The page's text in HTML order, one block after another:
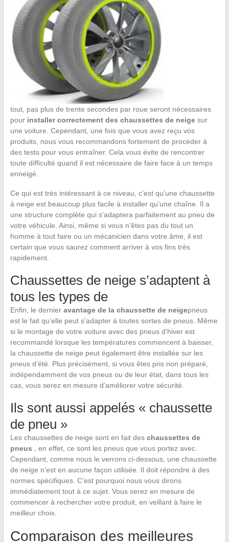
tout, pas plus de trente secondes par roue seront nécessaires
pour installer correctement des chaussettes de neigesur
une voiture. Cependant, une fois que vous avez reçu vos
produits, nous vous recommandons fortement de procéder à
des tests pour vous entraîner. Cela vous évite de rencontrer
toute difficulté quand il est nécessaire de faire face à un temps
enneigé.
Ce qui est très intéressant à ce niveau, c’est qu’une chaussette
à neige est beaucoup plus facile à installer qu’une chaîne. Il a
une structure complète qui s’adaptera parfaitement au pneu de
votre véhicule. Ainsi, même si vous n’êtes pas du tout un
homme à tout faire ou un mécanicien dans votre âme, il est
certain que vous saurez comment arriver à vos fins très
rapidement.
Chaussettes de neige s’adaptent à
tous les types de
Enfin, le dernier avantage de la chaussette de neigepneus
est le fait qu’elle peut s’adapter à toutes sortes de pneus. Même
si le montage de votre voiture avec des pneus d’hiver est
recommandé lorsque les températures commencent à baisser,
la chaussette de neige peut également être installée sur les
pneus d’été. Plus précisément, si vous êtes pris non préparé,
indépendamment de vos pneus ou de leur état, dans tous les
cas, vous serez en mesure d’améliorer votre sécurité.
Ils sont aussi appelés « chaussette
de pneu »
Les chaussettes de neige sont en fait des chaussettes de
pneus , en effet, ce sont les pneus que vous portez avec.
Cependant, comme nous le verrons ci-dessous, une chaussette
de neige n’est en aucune façon utilisée. Il doit répondre à des
normes spécifiques. C’est pourquoi nous vous dirons
immédiatement tout à ce sujet. Vous serez en mesure de
commencer à rechercher votre produit, en veillant à faire le
meilleur choix.
Comparaison des meilleures